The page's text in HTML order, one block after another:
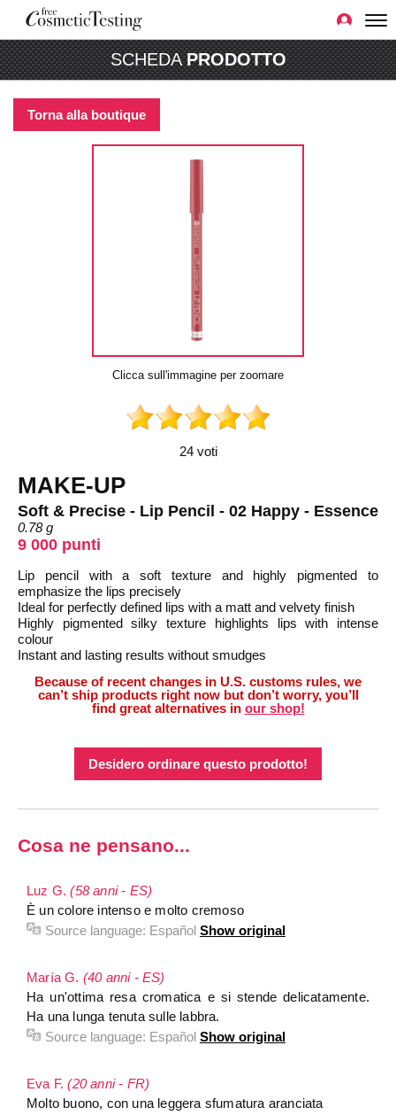
SCHEDAPRODOTTO
Torna alla boutique
Clicca sull'immagine per zoomare
24 voti
MAKE-UP
Soft & Precise - Lip Pencil - 02 Happy - Essence
0.78 g
9 000 punti
Lip pencil with a soft texture and highly pigmented to
emphasize the lips precisely
Ideal for perfectly defined lips with a matt and velvety finish
Highly pigmented silky texture highlights lips with intense
colour
Instant and lasting results without smudges
Because of recent changes in U.S. customs rules, we
can’t ship products right now but don’t worry, you’ll
find great alternatives in our shop!
Desidero ordinare questo prodotto!
Cosa ne pensano...
Luz G.(58 anni - ES)
È un colore intenso e molto cremoso
Source language: Español Show original
María G. (40 anni - ES)
Ha un'ottima resa cromatica e si stende delicatamente.
Ha una lunga tenuta sulle labbra.
Source language: Español Show original
Eva F.(20 anni - FR)
Molto buono, con una leggera sfumatura aranciata